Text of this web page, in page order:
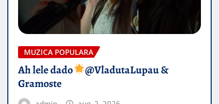
MUZICA POPULARA
Ah lele dado​
@VladutaLupau &
Gramoste